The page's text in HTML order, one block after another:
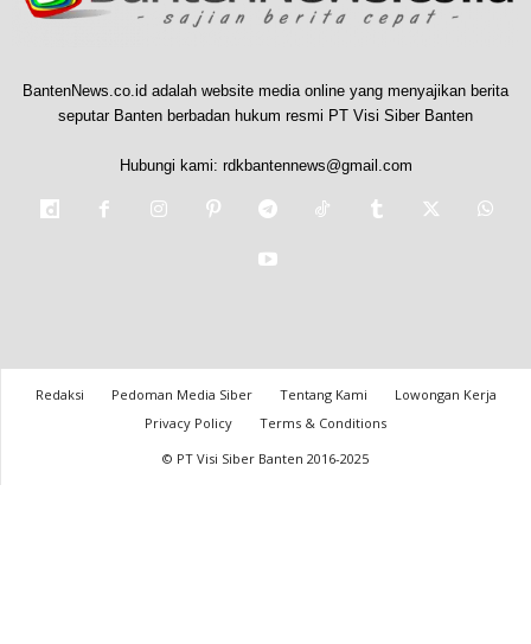
BantenNews.co.id adalah website media online yang menyajikan berita
seputar Banten berbadan hukum resmi PT Visi Siber Banten
Hubungi kami: rdkbantennews@gmail.com
Redaksi Pedoman Media Siber Tentang Kami
Lowongan Kerja
Privacy Policy
Terms & Conditions
© PT Visi Siber Banten 2016-2025